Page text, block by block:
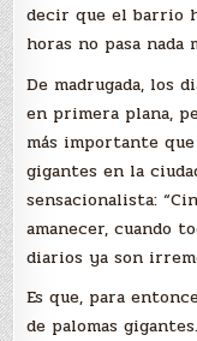
decir que el barrio
horas no pasa nada
De madrugada, los
en primera plana,
más importante
gigantes en la
sensacionalista:
amanecer, cuando
diarios ya son
Es que, para
de palomas gigantes.